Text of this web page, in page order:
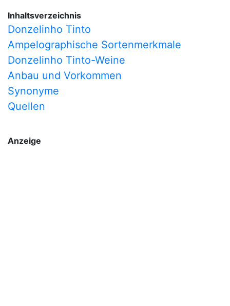
Inhaltsverzeichnis
Donzelinho Tinto
Ampelographische Sortenmerkmale
Donzelinho Tinto-Weine
Anbau und Vorkommen
Synonyme
Quellen
Anzeige